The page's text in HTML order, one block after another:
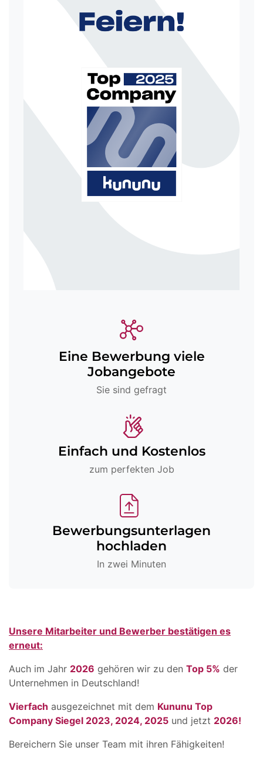
Eine Bewerbung viele
Jobangebote
Sie sind gefragt
Einfach und Kostenlos
zum perfekten Job
Bewerbungsunterlagen
hochladen
In zwei Minuten
Unsere Mitarbeiter und Bewerber bestätigen es
erneut:
Auch im Jahr 2026 gehören wir zu den Top 5% der
Unternehmen in Deutschland!
Vierfach ausgezeichnet mit dem Kununu Top
Company Siegel 2023, 2024, 2025 und jetzt 2026!
Bereichern Sie unser Team mit ihren Fähigkeiten!